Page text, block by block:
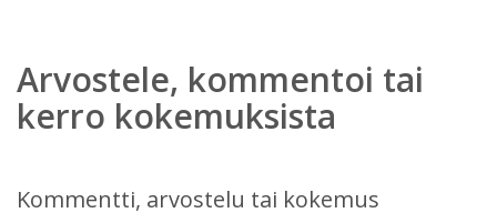
Arvostele, kommentoi tai
kerro kokemuksista
Kommentti, arvostelu tai kokemus